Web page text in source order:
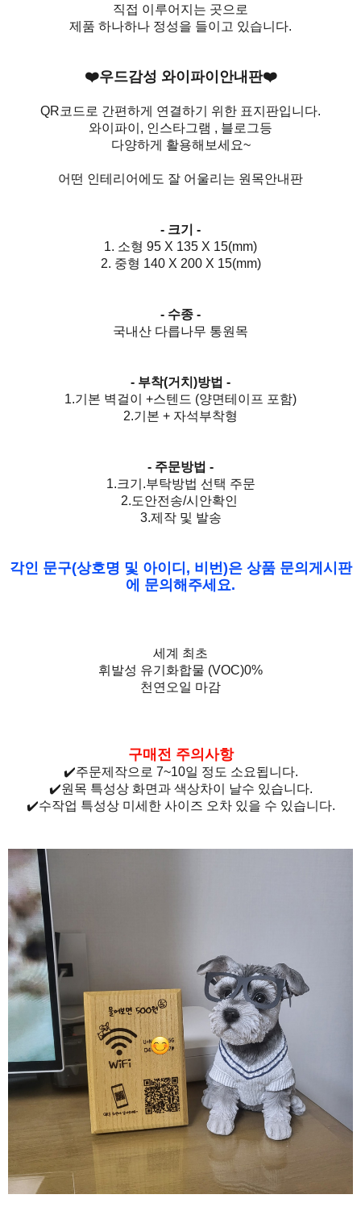
직접 이루어지는 곳으로
제품 하나하나 정성을 들이고 있습니다.
❤️우드감성 와이파이안내판❤️
QR코드로 간편하게 연결하기 위한 표지판입니다.
와이파이, 인스타그램 , 블로그등
다양하게 활용해보세요~
어떤 인테리어에도 잘 어울리는 원목안내판
- 크기 -
1. 소형 95 X 135 X 15(mm)
2. 중형 140 X 200 X 15(mm)
- 수종 -
국내산 다릅나무 통원목
- 부착(거치)방법 -
1.기본 벽걸이 +스텐드 (양면테이프 포함)
2.기본 + 자석부착형
- 주문방법 -
1.크기.부탁방법 선택 주문
2.도안전송/시안확인
3.제작 및 발송
각인 문구(상호명 및 아이디, 비번)은 상품 문의게시판
에 문의해주세요.
세계 최초
휘발성 유기화합물 (VOC)0%
천연오일 마감
구매전 주의사항
✔️주문제작으로 7~10일 정도 소요됩니다.
✔️원목 특성상 화면과 색상차이 날수 있습니다.
✔️수작업 특성상 미세한 사이즈 오차 있을 수 있습니다.